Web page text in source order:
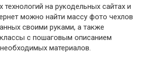
на рукодельных сайтах и
можно найти массу фото чехлов
своими руками, а также
с пошаговым описанием
материалов.